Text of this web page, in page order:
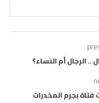
الرجال أم النساء؟
فتاة بجرم المخدرات